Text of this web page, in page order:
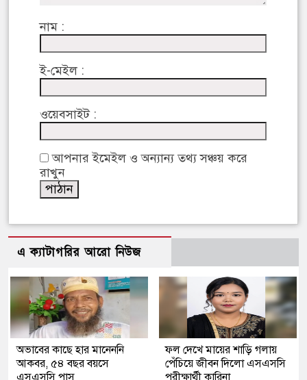
নাম :
ই-মেইল :
ওয়েবসাইট :
আপনার ইমেইল ও অন্যান্য তথ্য সঞ্চয় করে
রাখুন
এ ক্যাটাগরির আরো নিউজ
অভাবের কাছে হার মানেননি
আকবর, ৫৪ বছর বয়সে
ফল দেখে মায়ের শাড়ি গলায়
পেঁচিয়ে জীবন দিলো এসএসসি